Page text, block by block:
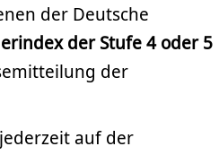
der Deutsche
der Stufe 4 oder 5
der
auf der